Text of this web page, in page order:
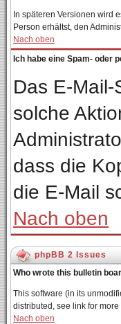
In späteren Versionen wird
Person erhältst, den
Nach oben
Ich habe eine Spam- oder
Das E-
solche
dass die
die E-Mail
Nach oben
phpBB 2 Issues
Who wrote this bulletin
This software (in its
distributed, see link for
Nach oben